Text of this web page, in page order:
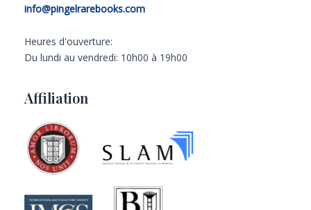
info@pingelrarebooks.com
Heures d'ouverture:
Du lundi au vendredi: 10h00 à 19h00
Affiliation